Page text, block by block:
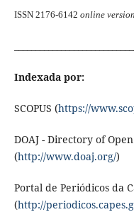
ISSN 2176-6142 online version
Indexada por:
SCOPUS (https://
DOAJ - Directory of
(http://www.doaj.org/)
Portal de Periódicos da
(http://